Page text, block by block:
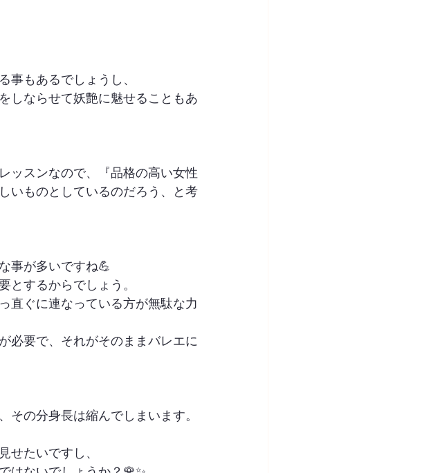
事もあるでしょうし、
しならせて妖艶に魅せることもあ
ッスンなので、『品格の高い女性
いものとしているのだろう、と考
事が多いですね💪
とするからでしょう。
直ぐに連なっている方が無駄な力
必要で、それがそのままバレエに
その分身長は縮んでしまいます。
せたいですし、